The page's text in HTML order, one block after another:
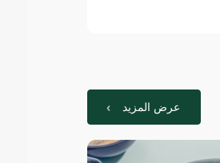
عرض المزيد